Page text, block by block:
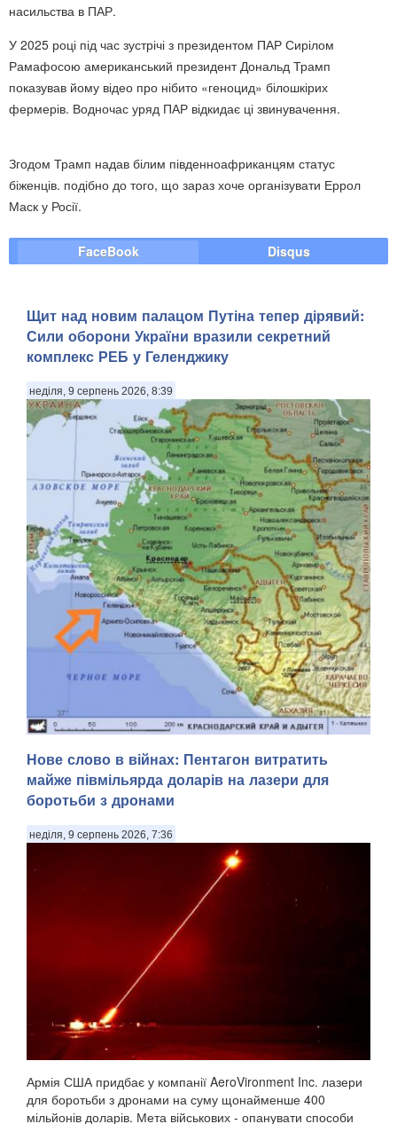
насильства в ПАР.
У 2025 році під час зустрічі з президентом ПАР Сирілом
Рамафосою американський президент Дональд Трамп
показував йому відео про нібито «геноцид» білошкірих
фермерів. Водночас уряд ПАР відкидає ці звинувачення.
Згодом Трамп надав білим південноафриканцям статус
біженців. подібно до того, що зараз хоче організувати Еррол
Маск у Росії.
FaceBook Disqus
Щит над новим палацом Путіна тепер дірявий:
Сили оборони України вразили секретний
комплекс РЕБ у Геленджику
неділя, 9 серпень 2026, 8:39
Уражена станція глушила супутниковий зв'язок Starlink .
Сили оборони України знищили чергову російську систему
радіоелектронної боротьби «Волна Купол Гарант», яка
глушила супутниковий зв'язок Starlink, – цього разу в
Геленджику Краснодарського краю. П...
Нове слово в війнах: Пентагон витратить
майже півмільярда доларів на лазери для
боротьби з дронами
неділя, 9 серпень 2026, 7:36
Армія США придбає у компанії AeroVironment Inc. лазери
для боротьби з дронами на суму щонайменше 400
мільйонів доларів. Мета військових - опанувати способи